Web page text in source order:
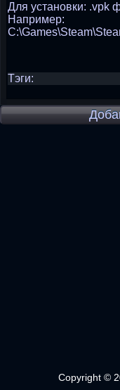
Для установки: .vpk
Например:
Тэги:
Copyright ©